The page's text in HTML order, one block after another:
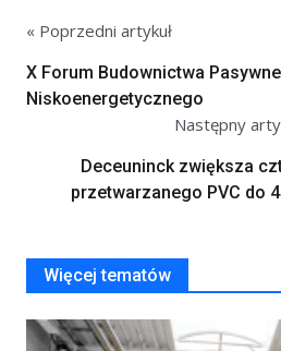
« Poprzedni artykuł
X Forum Budownictwa
Niskoenergetycznego
Następny
Deceuninck zwiększa
przetwarzanego PVC do
Więcej tematów